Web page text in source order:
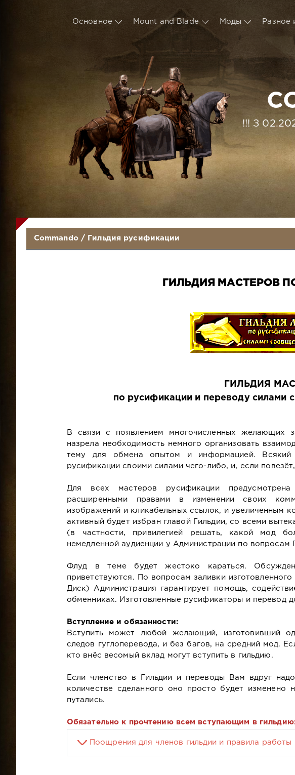
Основное Mount and Blade Моды Разное
!!! З
Commando/ Гильдия русификации
ГИЛЬДИЯ МАСТЕРОВ
ГИЛЬДИЯ
по русификации и переводу силами
В связи с появлением многочисленных желающих
назрела необходимость немного организовать
тему для обмена опытом и информацией.
русификации своими силами чего-либо, и, если
Для всех мастеров русификации
расширенными правами в изменении своих
изображений и кликабельных ссылок, и увеличенным
активный будет избран главой Гильдии, со всеми
(в частности, привилегией решать, какой мод
немедленной аудиенции у Администрации по вопросам
Флуд в теме будет жестоко караться.
приветствуются. По вопросам заливки
Диск) Администрация гарантирует помощь,
обменниках. Изготовленные русификаторы и перевод
Вступление и обязанности:
Вступить может любой желающий, изготовивший
следов гуглоперевода, и без багов, на средний мод.
кто внёс весомый вклад могут вступить в гильдию.
Если членство в Гильдии и переводы Вам вдруг
количестве сделанного оно просто будет
путались.
Обязательно к прочтению всем вступающим в
Поощрения для членов гильдии и правила работы